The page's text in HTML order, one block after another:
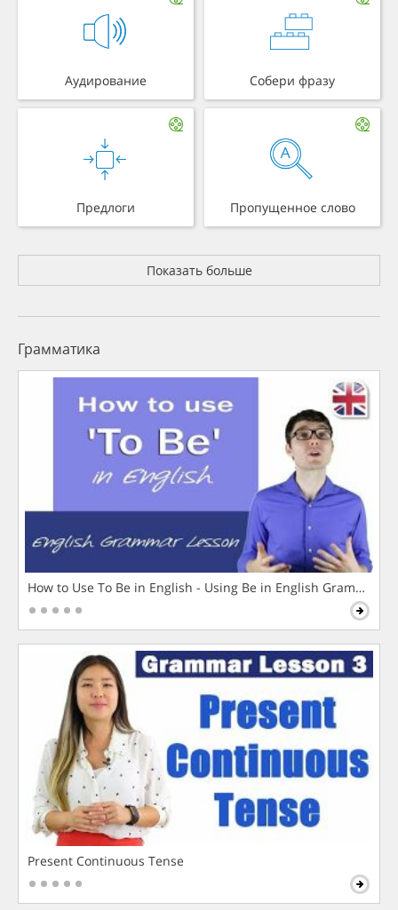
Аудирование Собери фразу
Предлоги Пропущенное слово
Показать больше
Грамматика
How to Use To Be in English - Using Be in English Grammar
Present Continuous Tense